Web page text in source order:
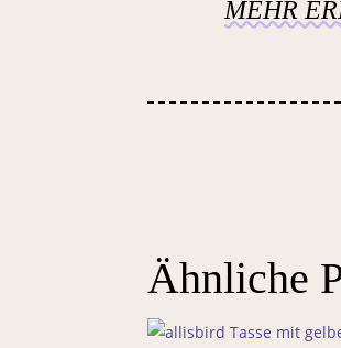
MEHR
Ähnliche